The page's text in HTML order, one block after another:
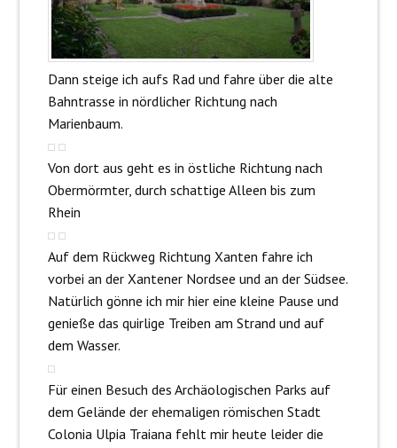
Dann steige ich aufs Rad und fahre über die alte
Bahntrasse in nördlicher Richtung nach
Marienbaum.
Von dort aus geht es in östliche Richtung nach
Obermörmter, durch schattige Alleen bis zum
Rhein
Auf dem Rückweg Richtung Xanten fahre ich
vorbei an der Xantener Nordsee und an der Südsee.
Natürlich gönne ich mir hier eine kleine Pause und
genieße das quirlige Treiben am Strand und auf
dem Wasser.
Für einen Besuch des Archäologischen Parks auf
dem Gelände der ehemaligen römischen Stadt
Colonia Ulpia Traiana fehlt mir heute leider die